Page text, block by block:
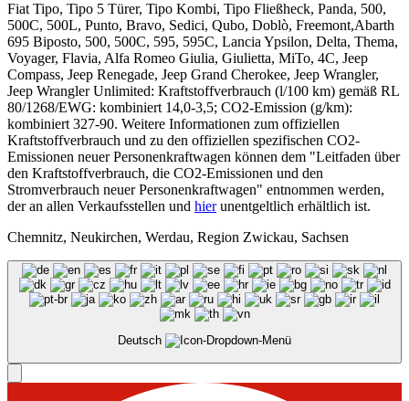
Fiat Tipo, Tipo 5 Türer, Tipo Kombi, Tipo Fließheck, Panda, 500,
500C, 500L, Punto, Bravo, Sedici, Qubo, Doblò, Freemont,Abarth
695 Biposto, 500, 500C, 595, 595C, Lancia Ypsilon, Delta, Thema,
Voyager, Flavia, Alfa Romeo Giulia, Giulietta, MiTo, 4C, Jeep
Compass, Jeep Renegade, Jeep Grand Cherokee, Jeep Wrangler,
Jeep Wrangler Unlimited: Kraftstoffverbrauch (l/100 km) gemäß RL
80/1268/EWG: kombiniert 14,0-3,5; CO2-Emission (g/km):
kombiniert 327-90. Weitere Informationen zum offiziellen
Kraftstoffverbrauch und zu den offiziellen spezifischen CO2-
Emissionen neuer Personenkraftwagen können dem "Leitfaden über
den Kraftstoffverbrauch, die CO2-Emissionen und den
Stromverbrauch neuer Personenkraftwagen" entnommen werden,
der an allen Verkaufsstellen und hierunentgeltlich erhältlich ist.
Chemnitz, Neukirchen, Werdau, Region Zwickau, Sachsen
Deutsch